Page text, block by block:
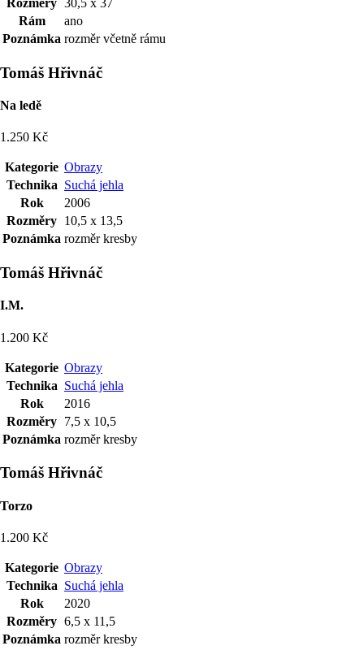
Rozměry 30,5 x 37
Rám
ano
Poznámka rozměr včetně rámu
Tomáš Hřivnáč
Na ledě
1.250 Kč
Kategorie Obrazy
Technika Suchá jehla
Rok
2006
Rozměry 10,5 x 13,5
Poznámka rozměr kresby
Tomáš Hřivnáč
I.M.
1.200 Kč
Kategorie Obrazy
Technika Suchá jehla
Rok
2016
Rozměry 7,5 x 10,5
Poznámka rozměr kresby
Tomáš Hřivnáč
Torzo
1.200 Kč
Kategorie Obrazy
Technika Suchá jehla
Rok
2020
Rozměry 6,5 x 11,5
Poznámka rozměr kresby